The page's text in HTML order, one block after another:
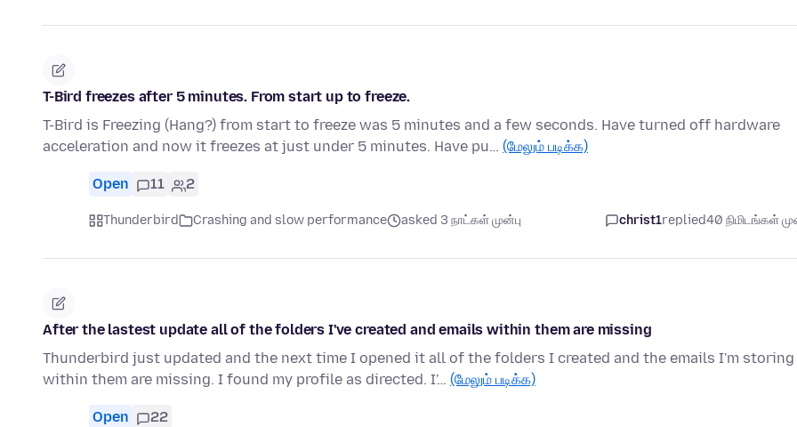
T-Bird freezes after 5 minutes. From start up to freeze.
T-Bird is Freezing (Hang?) from start to freeze was 5 minutes and a few seconds. Have turned off hardware
acceleration and now it freezes at just under 5 minutes. Have pu… (மேலும் படிக்க)
Open 11 2
Thunderbird Crashing and slow performance asked 3 நாட்கள் முன்பு christ1replied40 நிமிடங்கள்
After the lastest update all of the folders I've created and emails within them are missing
Thunderbird just updated and the next time I opened it all of the folders I created and the emails I'm storing
within them are missing. I found my profile as directed. I'… (மேலும் படிக்க)
Open 22